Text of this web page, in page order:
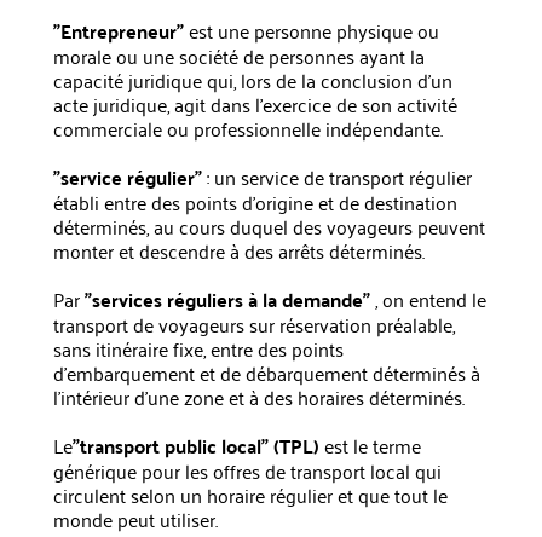
"Entrepreneur"est une personne physique ou
morale ou une société de personnes ayant la
capacité juridique qui, lors de la conclusion d'un
acte juridique, agit dans l'exercice de son activité
commerciale ou professionnelle indépendante.
"service régulier": un service de transport régulier
établi entre des points d'origine et de destination
déterminés, au cours duquel des voyageurs peuvent
monter et descendre à des arrêts déterminés.
Par"services réguliers à la demande", on entend le
transport de voyageurs sur réservation préalable,
sans itinéraire fixe, entre des points
d'embarquement et de débarquement déterminés à
l'intérieur d'une zone et à des horaires déterminés.
‍Le"transport public local" (TPL)est le terme
générique pour les offres de transport local qui
circulent selon un horaire régulier et que tout le
monde peut utiliser.